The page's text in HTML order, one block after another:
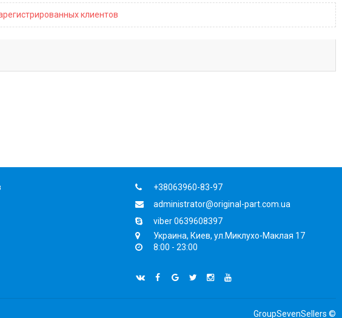
клиентов
+38063960-83-97
administrator@original-part.com.ua
viber 0639608397
Украина, Киев, ул.Миклухо-Маклая 17
8:00 - 23:00
GroupSevenSellers ©